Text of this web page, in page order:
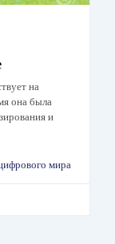
на
она была
и
мира